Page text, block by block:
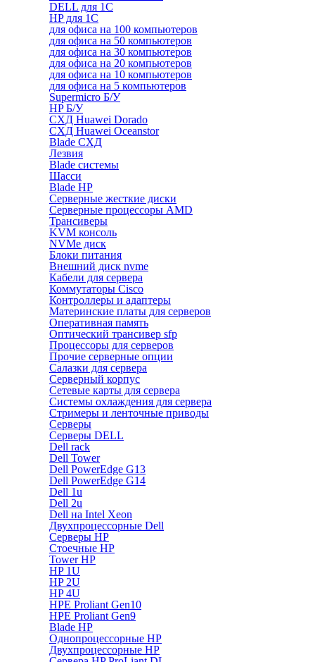
DELL для 1С
HP для 1С
для офиса на 100 компьютеров
для офиса на 50 компьютеров
для офиса на 30 компьютеров
для офиса на 20 компьютеров
для офиса на 10 компьютеров
для офиса на 5 компьютеров
Supermicro Б/У
HP Б/У
СХД Huawei Dorado
СХД Huawei Oceanstor
Blade СХД
Лезвия
Blade системы
Шасси
Blade HP
Серверные жесткие диски
Серверные процессоры AMD
Трансиверы
KVM консоль
NVMe диск
Блоки питания
Внешний диск nvme
Кабели для сервера
Коммутаторы Cisco
Контроллеры и адаптеры
Материнские платы для серверов
Оперативная память
Оптический трансивер sfp
Процессоры для серверов
Прочие серверные опции
Салазки для сервера
Серверный корпус
Сетевые карты для сервера
Системы охлаждения для сервера
Стримеры и ленточные приводы
Серверы
Серверы DELL
Dell rack
Dell Tower
Dell PowerEdge G13
Dell PowerEdge G14
Dell 1u
Dell 2u
Dell на Intel Xeon
Двухпроцессорные Dell
Серверы HP
Стоечные HP
Tower HP
HP 1U
HP 2U
HP 4U
HPE Proliant Gen10
HPE Proliant Gen9
Blade HP
Однопроцессорные HP
Двухпроцессорные HP